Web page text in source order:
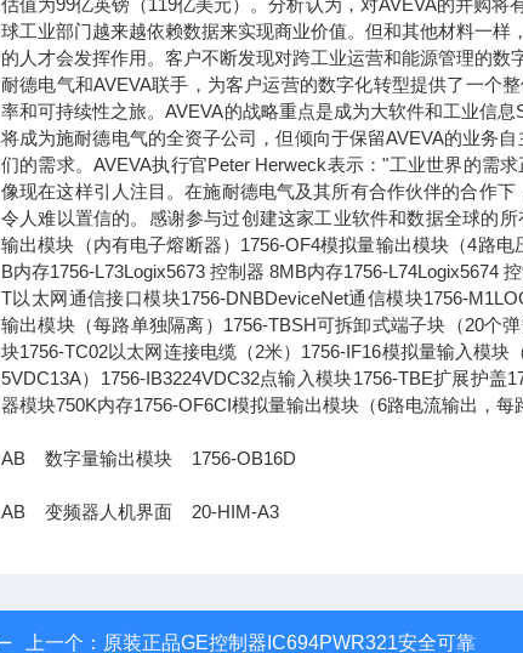
估值为99亿英镑（119亿美元）。分析认为，对AVEVA的并购
球工业部门越来越依赖数据来实现商业价值。但和其他材料一
的人才会发挥作用。客户不断发现对跨工业运营和能源管理的
耐德电气和AVEVA联手，为客户运营的数字化转型提供了一个
率和可持续性之旅。AVEVA的战略重点是成为大软件和工业信
将成为施耐德电气的全资子公司，但倾向于保留AVEVA的业务
们的需求。AVEVA执行官Peter Herweck表示："工业世界的需
像现在这样引人注目。在施耐德电气及其所有合作伙伴的合作
令人难以置信的。感谢参与过创建这家工业软件和数据全球的
输出模块（内有电子熔断器）1756-OF4模拟量输出模块（4路
B内存1756-L73Logix5673 控制器 8MB内存1756-L74Logix5674
T以太网通信接口模块1756-DNBDeviceNet通信模块1756-
输出模块（每路单独隔离）1756-TBSH可拆卸式端子块（20个
块1756-TC02以太网连接电缆（2米）1756-IF16模拟量输入模
5VDC13A）1756-IB3224VDC32点输入模块1756-TBE扩展护盖
器模块750K内存1756-OF6CI模拟量输出模块（6路电流输出，
AB 数字量输出模块 1756-OB16D
AB 变频器人机界面 20-HIM-A3
上一个： 原装正品GE控制器IC694PWR321安全可靠